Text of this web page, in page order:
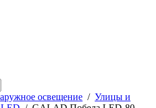
освещение / Улицы и